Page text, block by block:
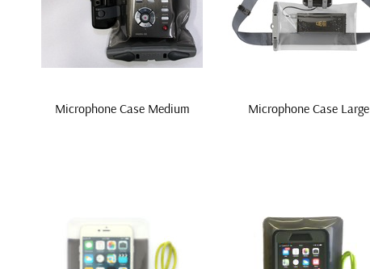
Microphone Case Medium Microphone Case Large